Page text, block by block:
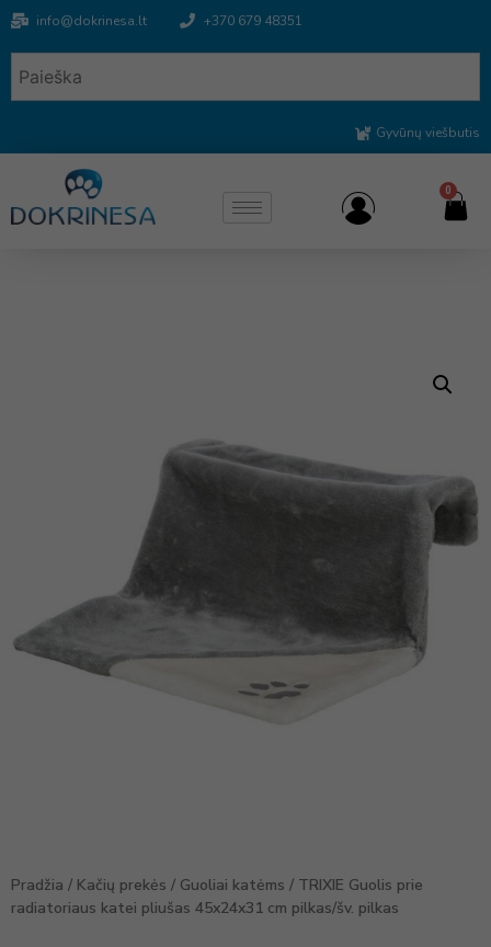
info@dokrinesa.lt +370 679 48351
Gyvūnų viešbutis
0
Pradžia / Kačių prekės / Guoliai katėms / TRIXIE Guolis prie
radiatoriaus katei pliušas 45x24x31 cm pilkas/šv. pilkas